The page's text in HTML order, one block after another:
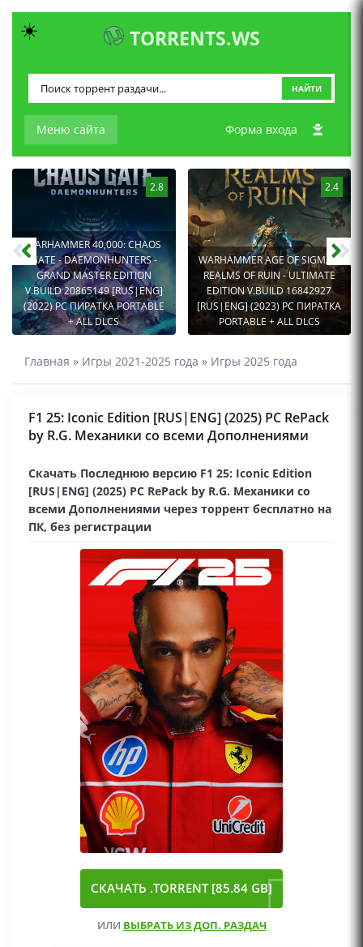
TORRENTS.WS
Меню сайта
НАЙТИ
Форма входа
2.8
WARHAMMER 40,000: CHAOS
GATE - DAEMONHUNTERS -
GRAND MASTER EDITION
V.BUILD 20865149 [RUS|ENG]
(2022) PC ПИРАТКА PORTABLE
+ ALL DLCS
2.4
WARHAMMER AGE OF SIGMAR:
REALMS OF RUIN - ULTIMATE
EDITION V.BUILD 16842927
[RUS|ENG] (2023) PC ПИРАТКА
PORTABLE + ALL DLCS
Главная » Игры 2021-2025 года » Игры 2025 года
F1 25: Iconic Edition [RUS|ENG] (2025) PC RePack
by R.G. Механики со всеми Дополнениями
Скачать Последнюю версию F1 25: Iconic Edition
[RUS|ENG] (2025) PC RePack by R.G. Механики со
всеми Дополнениями через торрент бесплатно на
ПК, без регистрации
СКАЧАТЬ .TORRENT [85.84 GB]
ИЛИ ВЫБРАТЬ ИЗ ДОП. РАЗДАЧ
☀️